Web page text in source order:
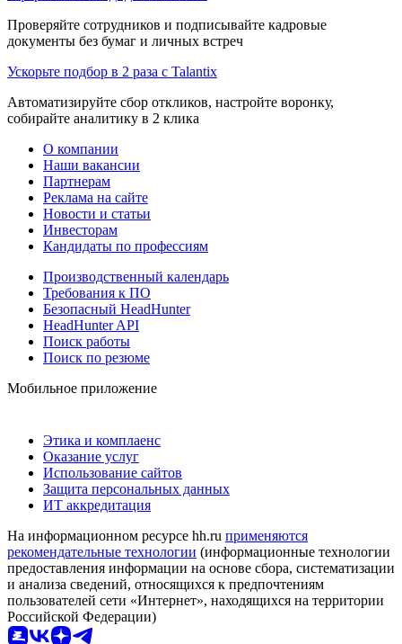
Проверяйте сотрудников и подписывайте кадровые
документы без бумаг и личных встреч
Ускорьте подбор в 2 раза с Talantix
Автоматизируйте сбор откликов, настройте воронку,
собирайте аналитику в 2 клика
О компании
Наши вакансии
Партнерам
Реклама на сайте
Новости и статьи
Инвесторам
Кандидаты по профессиям
Производственный календарь
Требования к ПО
Безопасный HeadHunter
HeadHunter API
Поиск работы
Поиск по резюме
Мобильное приложение
Этика и комплаенс
Оказание услуг
Использование сайтов
Защита персональных данных
ИТ аккредитация
На информационном ресурсе hh.ru применяются
рекомендательные технологии (информационные технологии
предоставления информации на основе сбора, систематизации
и анализа сведений, относящихся к предпочтениям
пользователей сети «Интернет», находящихся на территории
Российской Федерации)